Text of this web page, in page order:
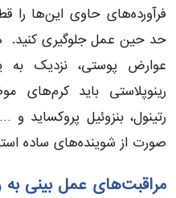
فرآورده‌های حاوی این‌ها را
حد حین عمل جلوگیری کنید.
عوارض پوستی، نزدیک
رینوپلاستی باید کرم‌های
رتینول، بنزوئیل
صورت از شوینده‌های ساده
مراقبت‌های عمل بینی